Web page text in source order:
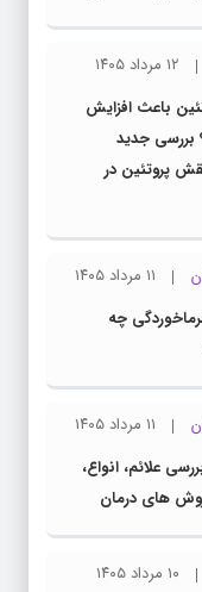
۱۲ مرداد ۱۴۰۵
باعث افزایش
جدید
پروتئین در
۱۱ مرداد ۱۴۰۵
چه
۱۱ مرداد ۱۴۰۵
علائم، انواع،
های درمان
۱۰ مرداد ۱۴۰۵